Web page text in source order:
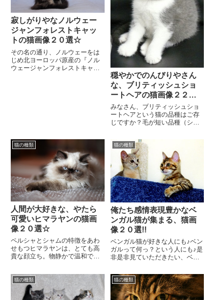
寂しがりやなノルウェー
ジャンフォレストキャッ
トの猫画像２０選☆
その名の通り、ノルウェーをは
じめ北ヨーロッパ原産の『ノル
ウェージャンフォレストキャッ
穏やかでのんびりやさん
な、ブリティッシュショ
ートヘアの猫画像２２
選！！
みなさん、ブリティッシュショ
ートヘアという猫の品種はご存
じですか？毛が短い品種（ショ
ですがｗｗ）でどっしりとした
体形の丸い顔が特徴の...
猫の種類
人間が大好きな、やたら
可愛いヒマラヤンの猫画
像２０選☆
ペルシャとシャムの特徴をあわ
せもつヒマラヤンは、とても高
貴な顔立ち。物静かで温和であ
しょう♪そんなヒマラ...
猫の種類
俺たち感情表現豊かなベ
ンガル猫が集まる、猫画
像２０選!!
ベンガル猫が好きな人にも♪ベン
ガルって何っ？という人にも♪是
非是非見ていただきたい、ベン
縞模様だったりするけれど、豹
でも、チーターで...
猫の種類 猫の種類